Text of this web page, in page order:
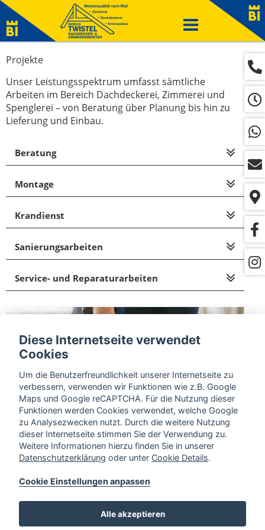
Navigation
ein-/ausblenden
Projekte
Unser Leistungsspektrum umfasst sämtliche
Arbeiten im Bereich Dachdeckerei, Zimmerei und
Spenglerei – von Beratung über Planung bis hin zu
Lieferung und Einbau.
Beratung
Montage
Krandienst
Sanierungsarbeiten
Service- und Reparaturarbeiten
Diese Internetseite verwendet
Cookies
Um die Benutzerfreundlichkeit unserer Internetseite zu
verbessern, verwenden wir Funktionen wie z.B. Google
Maps und Google reCAPTCHA. Für die Nutzung dieser
Funktionen werden Cookies verwendet, welche Google
zu Analysezwecken nutzt. Durch die weitere Nutzung
dieser Internetseite stimmen Sie der Verwendung zu.
Weitere Informationen hierzu finden Sie in unserer
Datenschutzerklärung oder unter Cookie Details.
Cookie Einstellungen anpassen
Alle akzeptieren